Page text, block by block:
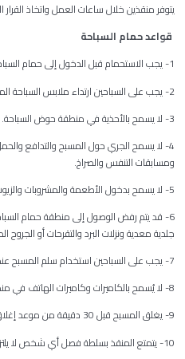
يتوفر منقذين خلال ساعات العمل واتخاذ
قواعد حمام السباحة
1- يجب الاستحمام قبل الدخول إلى حمام السباحة.
2- يجب على السباحين ارتداء ملابس السباحة المناسبة.
3- لا يسمح بالأحذية في منطقة حوض السباحة.
4- لا يسمح الجري حول المسبح والتدافع
ومسابقات التنفس والصراخ.
5- لا يسمح بدخول الأطعمة والمشروبات والزيوت وغسول البشرة إلى منطقة المسبح.
6- قد يتم رفض الوصول إلى منطقة حمام
جلدية معدية ونزلات البرد والتقرحات أو الجروح
7- يجب على السباحين استخدام سلم المسبح عند الدخول أو الخروج من حمام السباحة.
8- لا يُسمح بالكاميرات وكاميرات الهاتف في منطقة المسبح.
9- يغلق المسبح قبل 30 دقيقة من موعد إغلاق المرافق الرياضية.
10- يتمتع المنقذ بسلطة فصل أي شخص لا يلتزم بإرشادات وقواعد حمام السباحة